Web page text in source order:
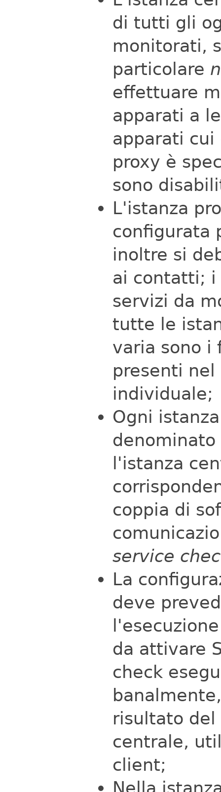
di tutti gli
monitorati,
particolare
effettuare
apparati a
apparati
proxy è
sono
L'istanza
configurata
inoltre si
ai contatti; i
servizi da
tutte le
varia sono i
presenti
individuale;
Ogni
l'istanza
coppia di
service
La
deve
da attivare
check
risultato del
centrale,
client;